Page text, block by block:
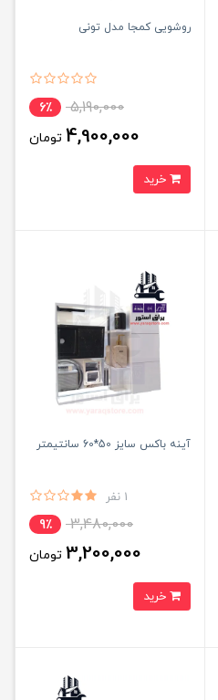
روشویی کمجا مدل تونی
5,190,000 6٪
4,900,000 تومان
آینه باکس سایز 50*60 سانتیمتر
1 نفر
3,480,000 9٪
3,200,000 تومان